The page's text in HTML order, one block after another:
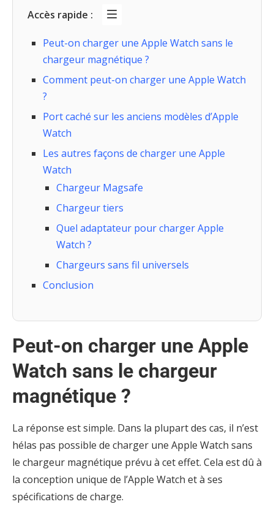
Accès rapide :
Peut-on charger une Apple Watch sans le
chargeur magnétique ?
Comment peut-on charger une Apple Watch
?
Port caché sur les anciens modèles d’Apple
Watch
Les autres façons de charger une Apple
Watch
Chargeur Magsafe
Chargeur tiers
Quel adaptateur pour charger Apple
Watch ?
Chargeurs sans fil universels
Conclusion
Peut-on charger une Apple
Watch sans le chargeur
magnétique ?
La réponse est simple. Dans la plupart des cas, il n’est
hélas pas possible de charger une Apple Watch sans
le chargeur magnétique prévu à cet effet. Cela est dû à
la conception unique de l’Apple Watch et à ses
spécifications de charge.